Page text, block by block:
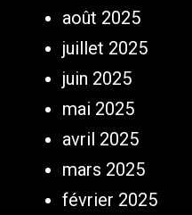
août 2025
juillet 2025
juin 2025
mai 2025
avril 2025
mars 2025
février 2025